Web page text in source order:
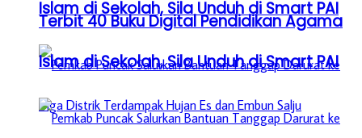
Islam di Sekolah, Sila Unduh di Smart PAI
Terbit 40 Buku Digital Pendidikan Agama
Islam di Sekolah, Sila Unduh di Smart PAI